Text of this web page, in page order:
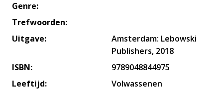
Genre:
Trefwoorden:
Uitgave:
Amsterdam: Lebowski
Publishers, 2018
ISBN:
9789048844975
Leeftijd:
Volwassenen